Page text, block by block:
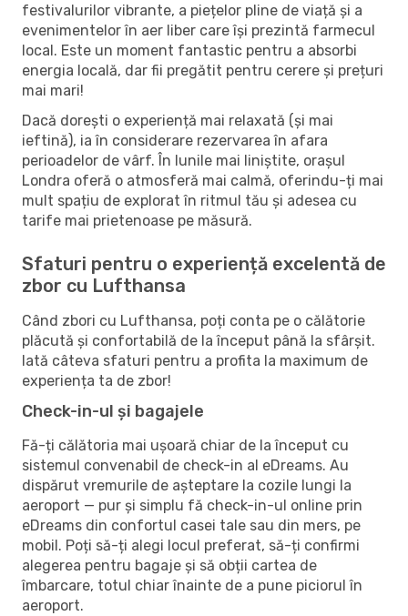
festivalurilor vibrante, a piețelor pline de viață și a
evenimentelor în aer liber care își prezintă farmecul
local. Este un moment fantastic pentru a absorbi
energia locală, dar fii pregătit pentru cerere și prețuri
mai mari!
Dacă dorești o experiență mai relaxată (și mai
ieftină), ia în considerare rezervarea în afara
perioadelor de vârf. În lunile mai liniștite, orașul
Londra oferă o atmosferă mai calmă, oferindu-ți mai
mult spațiu de explorat în ritmul tău și adesea cu
tarife mai prietenoase pe măsură.
Sfaturi pentru o experiență excelentă de
zbor cu Lufthansa
Când zbori cu Lufthansa, poți conta pe o călătorie
plăcută și confortabilă de la început până la sfârșit.
Iată câteva sfaturi pentru a profita la maximum de
experiența ta de zbor!
Check-in-ul și bagajele
Fă-ți călătoria mai ușoară chiar de la început cu
sistemul convenabil de check-in al eDreams. Au
dispărut vremurile de așteptare la cozile lungi la
aeroport — pur și simplu fă check-in-ul online prin
eDreams din confortul casei tale sau din mers, pe
mobil. Poți să-ți alegi locul preferat, să-ți confirmi
alegerea pentru bagaje și să obții cartea de
îmbarcare, totul chiar înainte de a pune piciorul în
aeroport.